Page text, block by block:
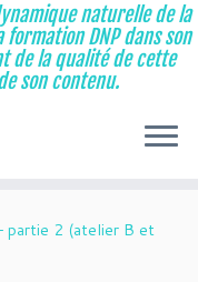
naturelle de la
DNP dans son
de la qualité de cette
son contenu.
partie 2 (atelier B et